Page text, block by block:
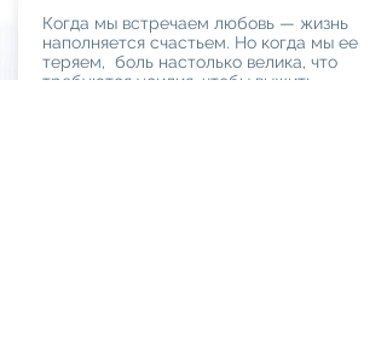
Когда мы встречаем любовь — жизнь
наполняется счастьем. Но когда мы ее
теряем, боль настолько велика, что
требуются усилия, чтобы выжить.